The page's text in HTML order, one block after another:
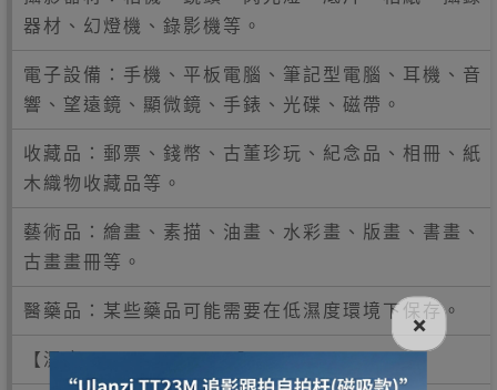
器材、幻燈機、錄影機等。
電子設備：手機、平板電腦、筆記型電腦、耳機、音
響、望遠鏡、顯微鏡、手錶、光碟、磁帶。
收藏品：郵票、錢幣、古董珍玩、紀念品、相冊、紙
木織物收藏品等。
藝術品：繪畫、素描、油畫、水彩畫、版畫、書畫、
古畫畫冊等。
醫藥品：某些藥品可能需要在低濕度環境下保存。
【濕度30%RH-40%RH】
×